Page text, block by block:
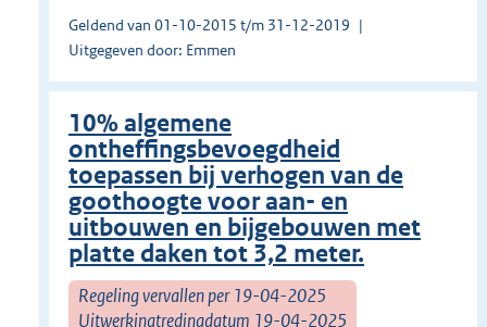
Geldend van 01-10-2015 t/m 31-12-2019
Uitgegeven door: Emmen
10% algemene
ontheffingsbevoegdheid
toepassen bij verhogen van de
goothoogte voor aan- en
uitbouwen en bijgebouwen met
platte daken tot 3,2 meter.
Regeling vervallen per 19-04-2025
Uitwerkingtredingdatum 19-04-2025